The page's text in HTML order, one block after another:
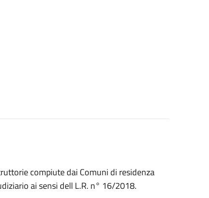
compiute dai Comuni di residenza
ai sensi dell L.R. n° 16/2018.